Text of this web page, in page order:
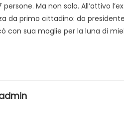
Ma non solo. All’attivo
da primo cittadino: da
con sua moglie per la luna di